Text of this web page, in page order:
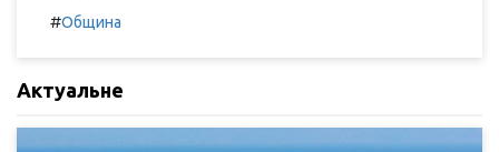
#Община
Актуальне